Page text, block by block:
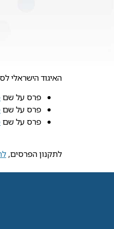
האיגוד הישראלי
פרס על שם
פרס על שם
פרס על שם
לתקנון הפרסים,